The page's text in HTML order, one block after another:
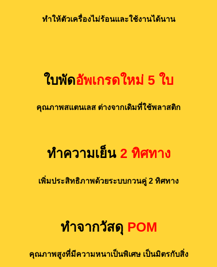
ทำให้ตัวเครื่องไม่ร้อนและใช้งานได้นาน
ใบพัดอัพเกรดใหม่ 5 ใบ
คุณภาพสแตนเลส ต่างจากเดิมที่ใช้พลาสติก
ทำความเย็น 2 ทิศทาง
เพิ่มประสิทธิภาพด้วยระบบกวนคู่ 2 ทิศทาง
ทำจากวัสดุ POM
คุณภาพสูงที่มีความหนาเป็นพิเศษ เป็นมิตรกับสิ่ง